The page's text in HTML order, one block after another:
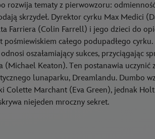
rozwija tematy z pierwowzoru:
skrzydeł. Dyrektor cyrku Max Medici
Farriera (Colin Farrell) i jego dzieci do
całego podupadłego
oszałamiający sukces, przyciągając
(Michael Keaton). Ten postanawia uczynić
lunaparku, Dreamlandu. Dumbo
Colette Marchant (Eva Green), jednak
niejeden mroczny sekret.